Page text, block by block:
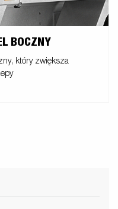
BOCZNY
który zwiększa